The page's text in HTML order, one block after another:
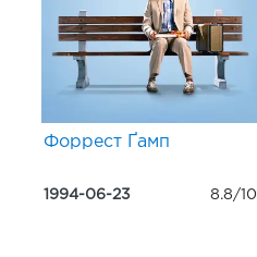
Форрест Ґамп
1994-06-23 8.8/10